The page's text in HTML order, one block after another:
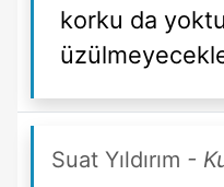
korku da
Suat Yıldırım -